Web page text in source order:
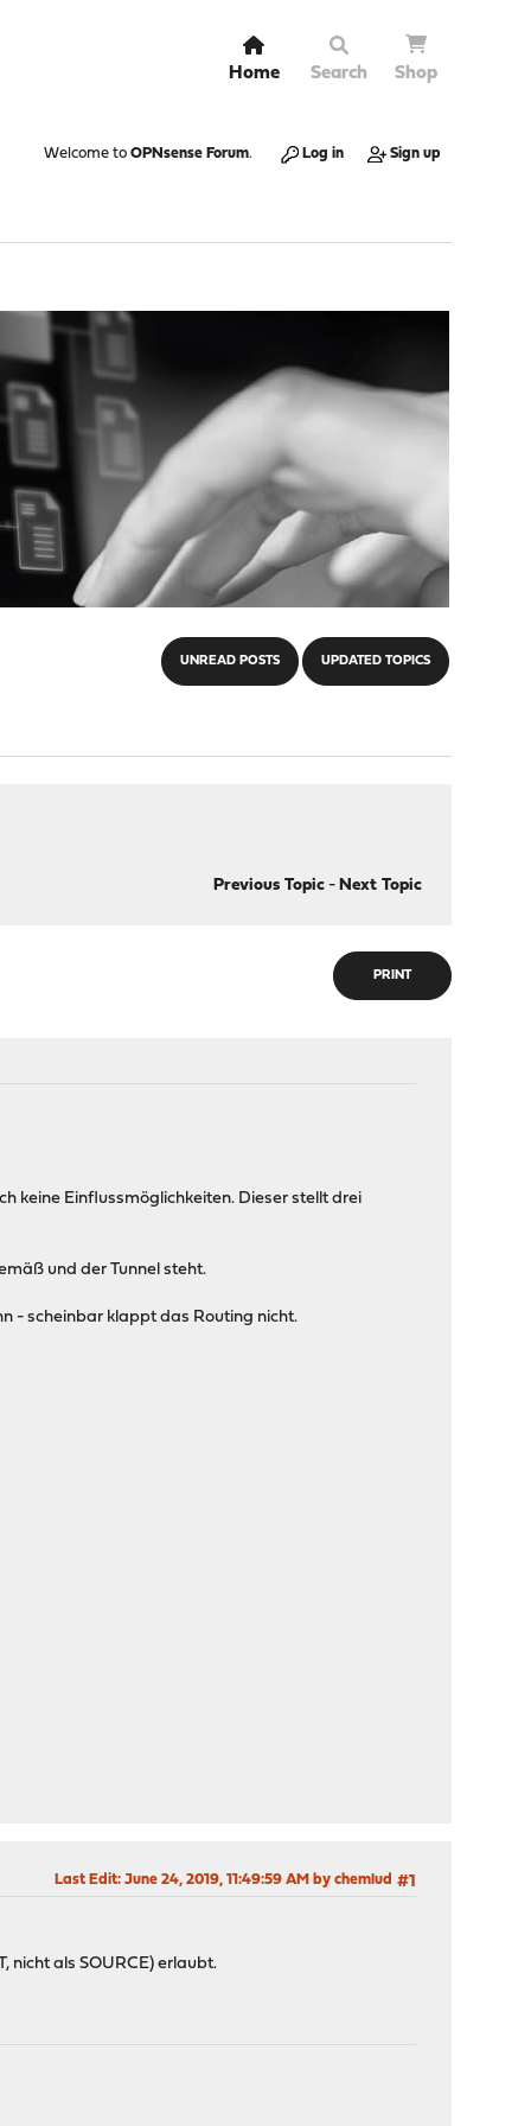
Home Search Shop
Welcome to OPNsense Forum. Log in Sign up
UNREAD POSTS UPDATED TOPICS
Previous Topic- Next Topic
PRINT
keine Einflussmöglichkeiten. Dieser stellt drei
und der Tunnel steht.
- scheinbar klappt das Routing nicht.
#1
Last Edit: June 24, 2019, 11:49:59 AM by chemlud
nicht als SOURCE) erlaubt.